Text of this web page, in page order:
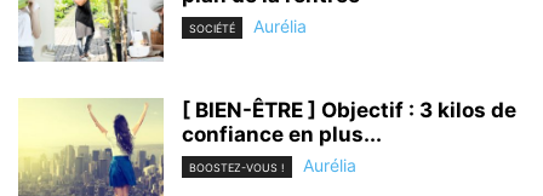
SOCIÉTÉ Aurélia
[ BIEN-ÊTRE ] Objectif : 3 kilos de
confiance en plus...
BOOSTEZ-VOUS ! Aurélia